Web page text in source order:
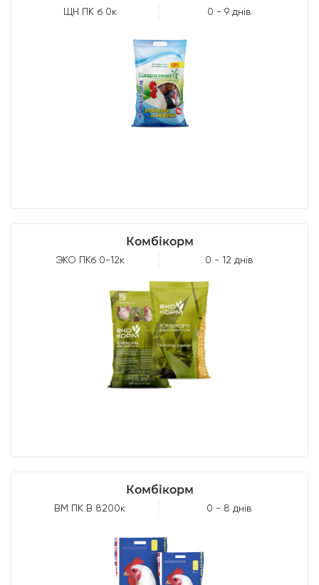
ЩН ПК б 0к 0 - 9 днів
Комбікорм
ЭКО ПКб 0-12к 0 - 12 днів
Комбікорм
ВМ ПК B 8200к 0 - 8 днів